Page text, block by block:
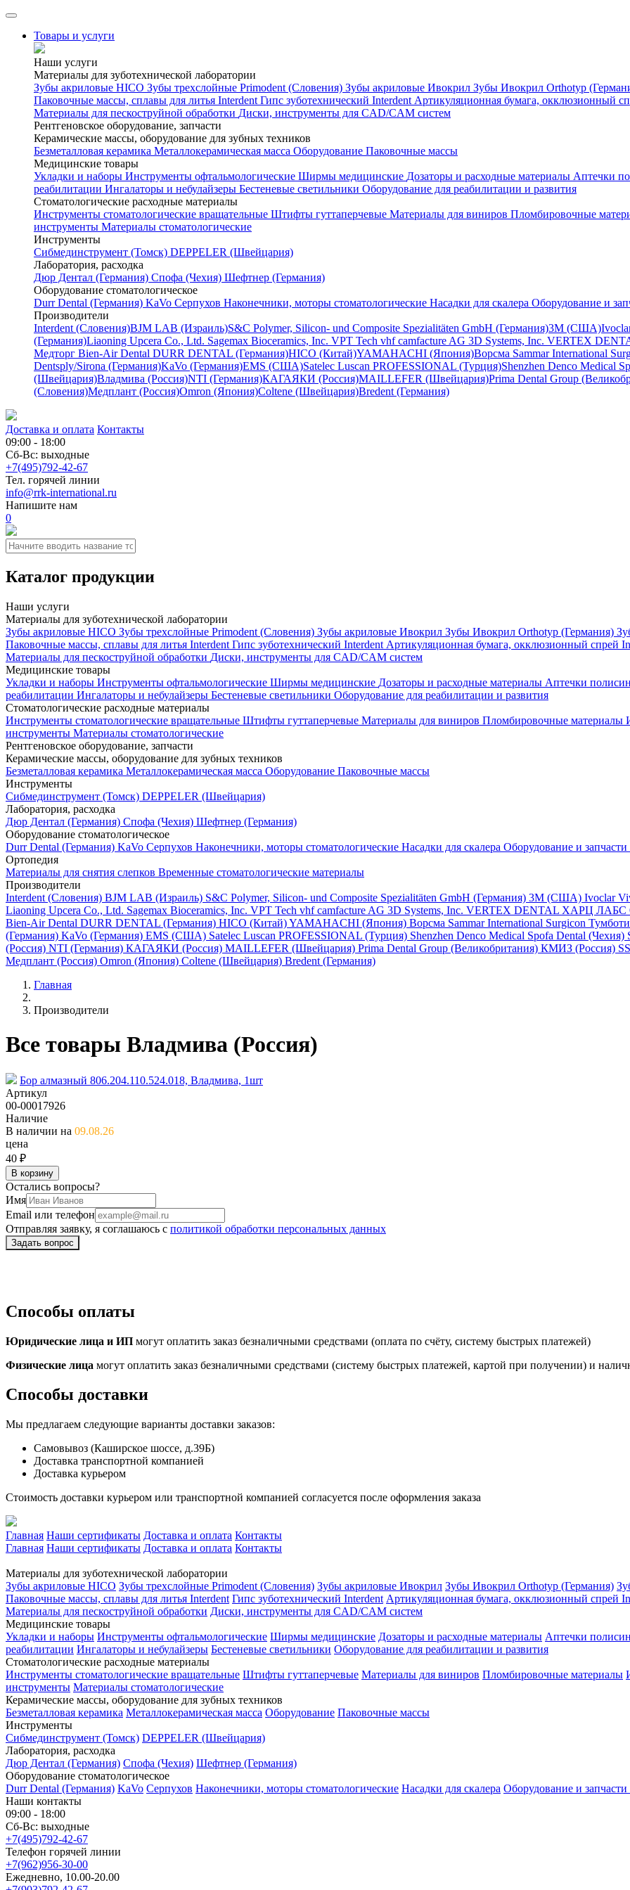
Товары и услуги
Наши услуги
Материалы для зуботехнической лаборатории
Зубы акриловые HICO Зубы трехслойные Primodent (Словения) Зубы акриловые Ивокрил Зубы Ивокрил Orthotyp
Паковочные массы, сплавы для литья Interdent Гипс зуботехнический Interdent Артикуляционная бумага, окклюзионный
Материалы для пескоструйной обработки Диски, инструменты для CAD/CAM систем
Рентгеновское оборудование, запчасти
Керамические массы, оборудование для зубных техников
Безметалловая керамика Металлокерамическая масса Оборудование Паковочные массы
Медицинские товары
Укладки и наборы Инструменты офтальмологические Ширмы медицинские Дозаторы и расходные материалы Аптечки
реабилитации Ингалаторы и небулайзеры Бестеневые светильники Оборудование для реабилитации и развития
Стоматологические расходные материалы
Инструменты стоматологические вращательные Штифты гуттаперчевые Материалы для виниров Пломбировочные
инструменты Материалы стоматологические
Инструменты
Cибмединструмент (Томск) DEPPELER (Швейцария)
Лаборатория, расходка
Дюр Дентал (Германия) Спофа (Чехия) Шефтнер (Германия)
Оборудование стоматологическое
Durr Dental (Германия) KaVo Серпухов Наконечники, моторы стоматологические Насадки для скалера Оборудование и
Производители
Interdent (Словения)BJM LAB (Израиль)S&C Polymer, Silicon- und Composite Spezialitäten GmbH (Германия)3M (США)
(Германия)Liaoning Upcera Co., Ltd. Sagemax Bioceramics, Inc. VPT Tech vhf camfacture AG 3D Systems, Inc. VERTEX
Медторг Bien-Air Dental DURR DENTAL (Германия)HICO (Китай)YAMAHACHI (Япония)Ворсма Sammar International
Dentsply/Sirona (Германия)KaVo (Германия)EMS (США)Satelec Luscan PROFESSIONAL (Турция)Shenzhen Denco Medical
(Швейцария)Владмива (Россия)NTI (Германия)КАГАЯКИ (Россия)MAILLEFER (Швейцария)Prima Dental Group
(Словения)Медплант (Россия)Omron (Япония)Coltene (Швейцария)Bredent (Германия)
Доставка и оплата Контакты
09:00 - 18:00
Сб-Вс: выходные
+7(495)792-42-67
Тел. горячей линии
info@rrk-international.ru
Напишите нам
0
Каталог продукции
Наши услуги
Материалы для зуботехнической лаборатории
Зубы акриловые HICO Зубы трехслойные Primodent (Словения) Зубы акриловые Ивокрил Зубы Ивокрил Orthotyp (Германия)
Паковочные массы, сплавы для литья Interdent Гипс зуботехнический Interdent Артикуляционная бумага, окклюзионный спрей
Материалы для пескоструйной обработки Диски, инструменты для CAD/CAM систем
Медицинские товары
Укладки и наборы Инструменты офтальмологические Ширмы медицинские Дозаторы и расходные материалы Аптечки
реабилитации Ингалаторы и небулайзеры Бестеневые светильники Оборудование для реабилитации и развития
Стоматологические расходные материалы
Инструменты стоматологические вращательные Штифты гуттаперчевые Материалы для виниров Пломбировочные материалы
инструменты Материалы стоматологические
Рентгеновское оборудование, запчасти
Керамические массы, оборудование для зубных техников
Безметалловая керамика Металлокерамическая масса Оборудование Паковочные массы
Инструменты
Cибмединструмент (Томск) DEPPELER (Швейцария)
Лаборатория, расходка
Дюр Дентал (Германия) Спофа (Чехия) Шефтнер (Германия)
Оборудование стоматологическое
Durr Dental (Германия) KaVo Серпухов Наконечники, моторы стоматологические Насадки для скалера Оборудование и запчасти
Ортопедия
Материалы для снятия слепков Временные стоматологические материалы
Производители
Interdent (Словения) BJM LAB (Израиль) S&C Polymer, Silicon- und Composite Spezialitäten GmbH (Германия) 3M (США) Ivoclar
Liaoning Upcera Co., Ltd. Sagemax Bioceramics, Inc. VPT Tech vhf camfacture AG 3D Systems, Inc. VERTEX DENTAL ХАРЦ ЛАБС
Bien-Air Dental DURR DENTAL (Германия) HICO (Китай)YAMAHACHI (Япония) Ворсма Sammar International Surgicon
(Германия) KaVo (Германия) EMS (США) Satelec Luscan PROFESSIONAL (Турция) Shenzhen Denco Medical Spofa Dental (Чехия)
(Россия) NTI (Германия) КАГАЯКИ (Россия) MAILLEFER (Швейцария) Prima Dental Group (Великобритания) КМИЗ (Россия)
Медплант (Россия) Omron (Япония) Coltene (Швейцария) Bredent (Германия)
Главная
Производители
Все товары Владмива (Россия)
Бор алмазный 806.204.110.524.018, Владмива, 1шт
Артикул
00-00017926
Наличие
В наличии на 09.08.26
цена
40 ₽
В корзину
Остались вопросы?
Имя
Email или телефон
Отправляя заявку, я соглашаюсь с политикой обработки персональных данных
Способы оплаты
Юридические лица и ИП могут оплатить заказ безналичными средствами (оплата по счёту, систему быстрых платежей)
Физические лица могут оплатить заказ безналичными средствами (систему быстрых платежей, картой при получении) и
Способы доставки
Мы предлагаем следующие варианты доставки заказов:
Самовывоз (Каширское шоссе, д.39Б)
Доставка транспортной компанией
Доставка курьером
Стоимость доставки курьером или транспортной компанией согласуется после оформления заказа
Главная Наши сертификаты Доставка и оплата Контакты
Главная Наши сертификаты Доставка и оплата Контакты
Материалы для зуботехнической лаборатории
Зубы акриловые HICO Зубы трехслойные Primodent (Словения) Зубы акриловые Ивокрил Зубы Ивокрил Orthotyp (Германия)
Паковочные массы, сплавы для литья Interdent Гипс зуботехнический Interdent Артикуляционная бумага, окклюзионный спрей
Материалы для пескоструйной обработки Диски, инструменты для CAD/CAM систем
Медицинские товары
Укладки и наборы Инструменты офтальмологические Ширмы медицинские Дозаторы и расходные материалы Аптечки
реабилитации Ингалаторы и небулайзеры Бестеневые светильники Оборудование для реабилитации и развития
Стоматологические расходные материалы
Инструменты стоматологические вращательные Штифты гуттаперчевые Материалы для виниров Пломбировочные материалы
инструменты Материалы стоматологические
Керамические массы, оборудование для зубных техников
Безметалловая керамика Металлокерамическая масса Оборудование Паковочные массы
Инструменты
Cибмединструмент (Томск) DEPPELER (Швейцария)
Лаборатория, расходка
Дюр Дентал (Германия) Спофа (Чехия) Шефтнер (Германия)
Оборудование стоматологическое
Durr Dental (Германия) KaVo Серпухов Наконечники, моторы стоматологические Насадки для скалера Оборудование и запчасти
Наши контакты
09:00 - 18:00
Сб-Вс: выходные
+7(495)792-42-67
Телефон горячей линии
+7(962)956-30-00
Ежедневно, 10.00-20.00